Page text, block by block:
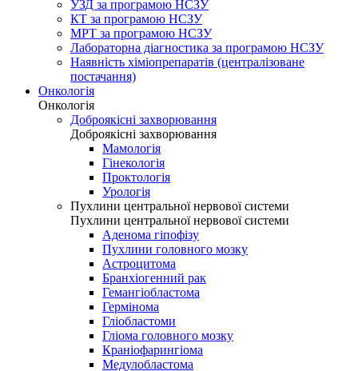
УЗД за програмою НСЗУ
КТ за програмою НСЗУ
МРТ за програмою НСЗУ
Лабораторна діагностика за програмою НСЗУ
Наявність хіміопрепаратів (централізоване
постачання)
Онкологія
Онкологія
Доброякісні захворювання
Доброякісні захворювання
Мамологія
Гінекологія
Проктологія
Урологія
Пухлини центральної нервової системи
Пухлини центральної нервової системи
Аденома гіпофізу
Пухлини головного мозку
Астроцитома
Бранхіогенний рак
Гемангіобластома
Гермінома
Гліобластоми
Гліома головного мозку
Краніофарингіома
Медулобластома